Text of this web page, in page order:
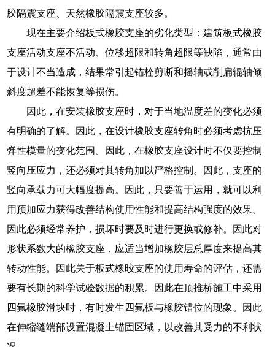
胶隔震支座、天然橡胶隔震支座较多。
现在主要介绍板式橡胶支座的劣化类型：建筑板式橡胶
支座活动支座不活动、位移超限和转角超限等缺陷，通常由
于设计不当造成，结果常引起锚栓剪断和摇轴或削扁辊轴倾
斜度超差不能恢复等损伤。
因此，在安装橡胶支座时，对于当地温度差的变化必须
有明确的了解。因此，在设计橡胶支座转角时必须考虑抗压
弹性模量的变化范围。因此，在橡胶支座设计时不仅要控制
竖向压应力，还必须对其转角加以严格控制。因此，支座的
竖向承载力可大幅度提高。因此，只要善于运用，就可以利
用预加应力获得改善结构使用性能和提高结构强度的效果。
因此必须经常养护，损坏时要及时进行更换或修补。因此对
形状系数大的橡胶支座，应适当增加橡胶层总厚度来提高其
转动性能。因此关于板式橡晈支座的使用寿命的评估，还需
要有长期的科学试验数据的积累。因此在顶推桥施工中采用
四氟橡胶滑块时，有时发生四氟板与橡胶错位的现象。因此
在伸缩缝端部设置混凝土锚固区域，以改善其受力的不利状